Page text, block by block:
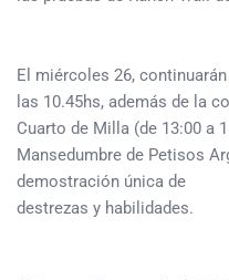
El miércoles 26,
las 10.45hs, además de la
Cuarto de Milla (de 13:00 a
Mansedumbre de Petisos
demostración única de
destrezas y habilidades.